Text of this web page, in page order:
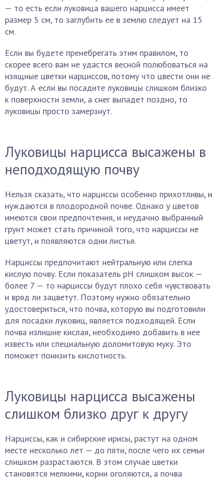
— то есть если луковица вашего нарцисса имеет
размер 5 см, то заглубить ее в землю следует на 15
см.
Если вы будете пренебрегать этим правилом, то
скорее всего вам не удастся весной полюбоваться на
изящные цветки нарциссов, потому что цвести они не
будут. А если вы посадите луковицы слишком близко
к поверхности земли, а снег выпадет поздно, то
луковицы просто замерзнут.
Луковицы нарцисса высажены в
неподходящую почву
Нельзя сказать, что нарциссы особенно прихотливы, и
нуждаются в плодородной почве. Однако у цветов
имеются свои предпочтения, и неудачно выбранный
грунт может стать причиной того, что нарциссы не
цветут, и появляются одни листья.
Нарциссы предпочитают нейтральную или слегка
кислую почву. Если показатель pH слишком высок —
более 7 — то нарциссы будут плохо себя чувствовать
и вряд ли зацветут. Поэтому нужно обязательно
удостовериться, что почва, которую вы подготовили
для посадки луковиц, является подходящей. Если
почва излишне кислая, необходимо добавить в нее
известь или специальную доломитовую муку. Это
поможет понизить кислотность.
Луковицы нарцисса высажены
слишком близко друг к другу
Нарциссы, как и сибирские ирисы, растут на одном
месте несколько лет — до пяти, после чего их семьи
слишком разрастаются. В этом случае цветки
становятся мелкими, корни оголяются, а почва